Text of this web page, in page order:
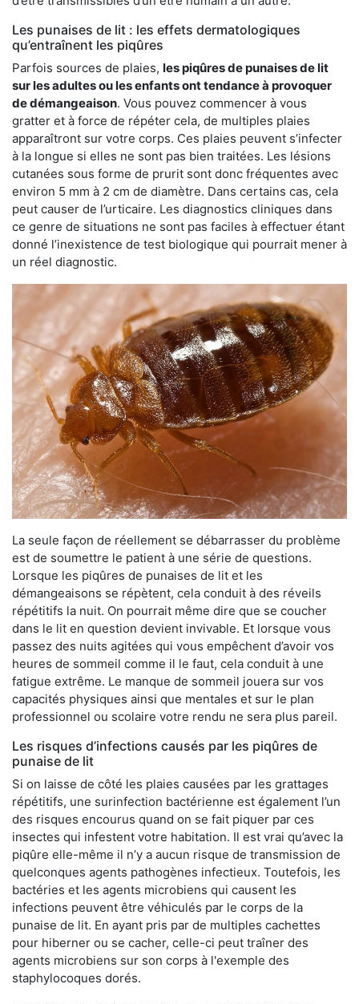
Les punaises de lit : les effets dermatologiques
qu’entraînent les piqûres
Parfois sources de plaies, les piqûres de punaises de lit
sur les adultes ou les enfants ont tendance à provoquer
de démangeaison. Vous pouvez commencer à vous
gratter et à force de répéter cela, de multiples plaies
apparaîtront sur votre corps. Ces plaies peuvent s’infecter
à la longue si elles ne sont pas bien traitées. Les lésions
cutanées sous forme de prurit sont donc fréquentes avec
environ 5 mm à 2 cm de diamètre. Dans certains cas, cela
peut causer de l’urticaire. Les diagnostics cliniques dans
ce genre de situations ne sont pas faciles à effectuer étant
donné l’inexistence de test biologique qui pourrait mener à
un réel diagnostic.
La seule façon de réellement se débarrasser du problème
est de soumettre le patient à une série de questions.
Lorsque les piqûres de punaises de lit et les
démangeaisons se répètent, cela conduit à des réveils
répétitifs la nuit. On pourrait même dire que se coucher
dans le lit en question devient invivable. Et lorsque vous
passez des nuits agitées qui vous empêchent d’avoir vos
heures de sommeil comme il le faut, cela conduit à une
fatigue extrême. Le manque de sommeil jouera sur vos
capacités physiques ainsi que mentales et sur le plan
professionnel ou scolaire votre rendu ne sera plus pareil.
Les risques d’infections causés par les piqûres de
punaise de lit
Si on laisse de côté les plaies causées par les grattages
répétitifs, une surinfection bactérienne est également l’un
des risques encourus quand on se fait piquer par ces
insectes qui infestent votre habitation. Il est vrai qu’avec la
piqûre elle-même il n’y a aucun risque de transmission de
quelconques agents pathogènes infectieux. Toutefois, les
bactéries et les agents microbiens qui causent les
infections peuvent être véhiculés par le corps de la
punaise de lit. En ayant pris par de multiples cachettes
pour hiberner ou se cacher, celle-ci peut traîner des
agents microbiens sur son corps à l'exemple des
staphylocoques dorés.